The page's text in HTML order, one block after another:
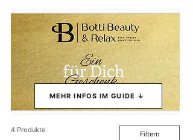
4 Produkte Filtern
MEHR INFOS IM GUIDE ↓